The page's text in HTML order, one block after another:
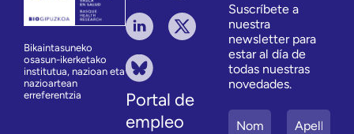
Bikaintasuneko
osasun-ikerketako
institutua, nazioan eta
nazioartean
erreferentzia
Portal de
empleo
Suscríbete a
nuestra
newsletter para
estar al día de
todas nuestras
novedades.